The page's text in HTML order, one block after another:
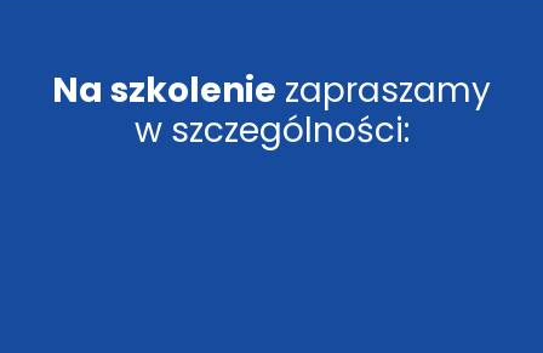
Na szkolenie zapraszamy
w szczególności: